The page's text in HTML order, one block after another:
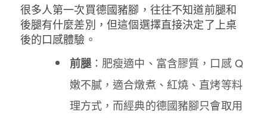
很多人第一次買德國豬腳，往往不知道前腿和
後腿有什麼差別，但這個選擇直接決定了上桌
後的口感體驗。
前腿：肥瘦適中、富含膠質，口感 Q
嫩不膩，適合燉煮、紅燒、直烤等料
理方式，而經典的德國豬腳只會取用